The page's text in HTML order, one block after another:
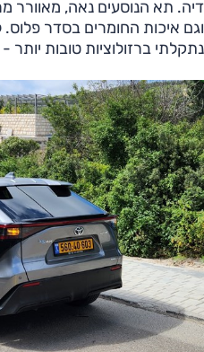
דיה. תא הנוסעים נאה, מאוורר
וגם איכות החומרים בסדר פלוס.
נתקלתי ברזולוציות טובות יותר